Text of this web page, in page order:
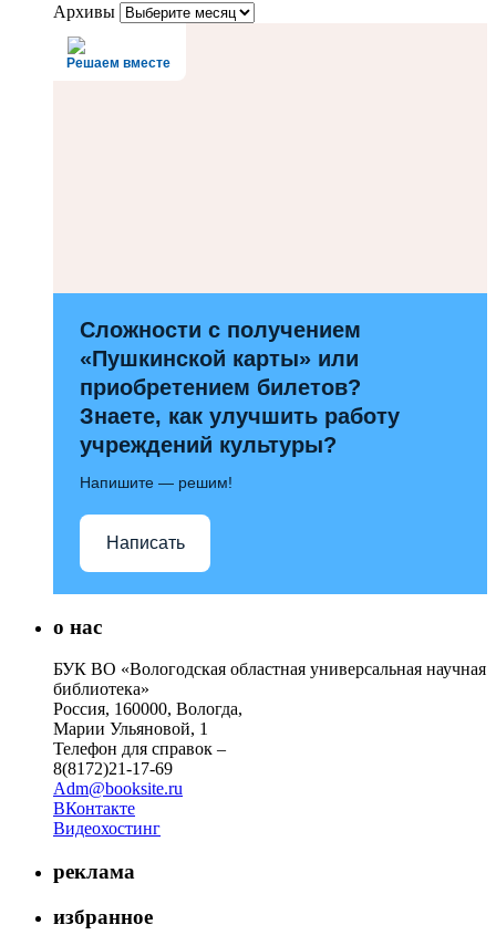
Архивы
Решаем вместе
Сложности с получением
«Пушкинской карты» или
приобретением билетов?
Знаете, как улучшить работу
учреждений культуры?
Напишите — решим!
Написать
о нас
БУК ВО «Вологодская областная универсальная научная
библиотека»
Россия, 160000, Вологда,
Марии Ульяновой, 1
Телефон для справок –
8(8172)21-17-69
Adm@booksite.ru
ВКонтакте
Видеохостинг
реклама
избранное